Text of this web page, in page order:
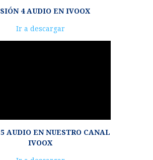
4 AUDIO EN IVOOX
Ir a descargar
AUDIO EN NUESTRO CANAL
IVOOX